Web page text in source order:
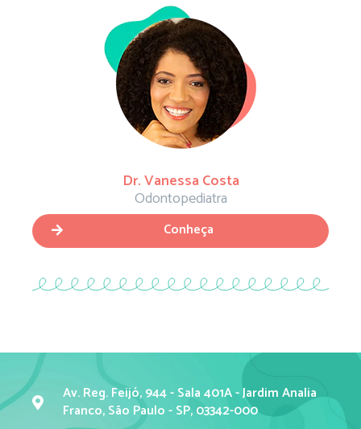
Dr. Vanessa Costa
Odontopediatra
Conheça
Av. Reg. Feijó, 944 - Sala 401A - Jardim Analia
Franco, São Paulo - SP, 03342-000